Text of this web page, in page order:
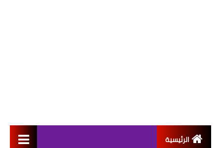
الرئيسية